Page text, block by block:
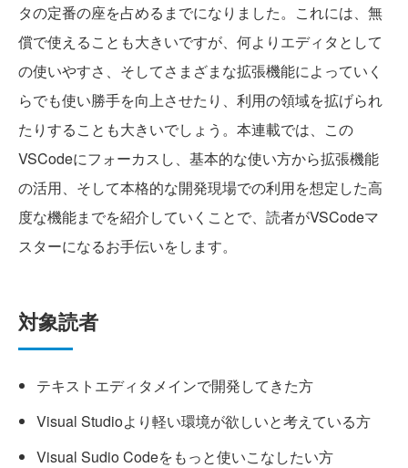
タの定番の座を占めるまでになりました。これには、無
償で使えることも大きいですが、何よりエディタとして
の使いやすさ、そしてさまざまな拡張機能によっていく
らでも使い勝手を向上させたり、利用の領域を拡げられ
たりすることも大きいでしょう。本連載では、この
VSCodeにフォーカスし、基本的な使い方から拡張機能
の活用、そして本格的な開発現場での利用を想定した高
度な機能までを紹介していくことで、読者がVSCodeマ
スターになるお手伝いをします。
対象読者
テキストエディタメインで開発してきた方
Visual Studioより軽い環境が欲しいと考えている方
Visual Sudio Codeをもっと使いこなしたい方